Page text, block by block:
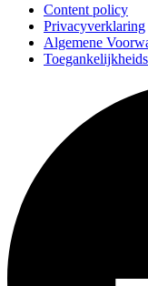
Content policy
Privacyverklaring
Algemene